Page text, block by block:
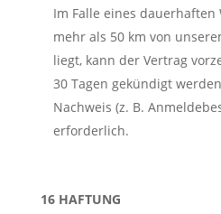
Im Falle eines
mehr als 50 km von
liegt, kann der Vertrag
30 Tagen gekündigt
Nachweis (z. B.
erforderlich.
16 HAFTUNG